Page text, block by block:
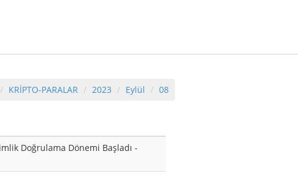
KRİPTO-PARALAR 2023 Eylül 08
Doğrulama Dönemi Başladı -